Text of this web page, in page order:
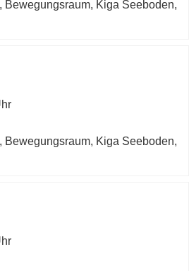
Bewegungsraum, Kiga Seeboden,
Bewegungsraum, Kiga Seeboden,